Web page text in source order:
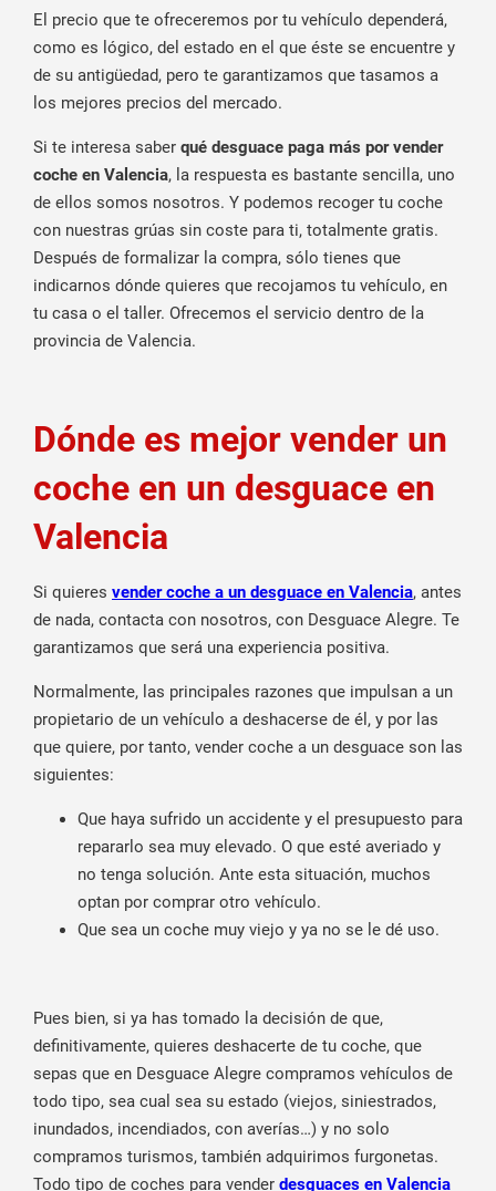
El precio que te ofreceremos por tu vehículo dependerá,
como es lógico, del estado en el que éste se encuentre y
de su antigüedad, pero te garantizamos que tasamos a
los mejores precios del mercado.
Si te interesa saber qué desguace paga más por vender
coche en Valencia, la respuesta es bastante sencilla, uno
de ellos somos nosotros. Y podemos recoger tu coche
con nuestras grúas sin coste para ti, totalmente gratis.
Después de formalizar la compra, sólo tienes que
indicarnos dónde quieres que recojamos tu vehículo, en
tu casa o el taller. Ofrecemos el servicio dentro de la
provincia de Valencia.
Dónde es mejor vender un
coche en un desguace en
Valencia
Si quieres vender coche a un desguace en Valencia, antes
de nada, contacta con nosotros, con Desguace Alegre. Te
garantizamos que será una experiencia positiva.
Normalmente, las principales razones que impulsan a un
propietario de un vehículo a deshacerse de él, y por las
que quiere, por tanto, vender coche a un desguace son las
siguientes:
Que haya sufrido un accidente y el presupuesto para
repararlo sea muy elevado. O que esté averiado y
no tenga solución. Ante esta situación, muchos
optan por comprar otro vehículo.
Que sea un coche muy viejo y ya no se le dé uso.
Pues bien, si ya has tomado la decisión de que,
definitivamente, quieres deshacerte de tu coche, que
sepas que en Desguace Alegre compramos vehículos de
todo tipo, sea cual sea su estado (viejos, siniestrados,
inundados, incendiados, con averías…) y no solo
compramos turismos, también adquirimos furgonetas.
Todo tipo de coches para vender desguaces en Valencia